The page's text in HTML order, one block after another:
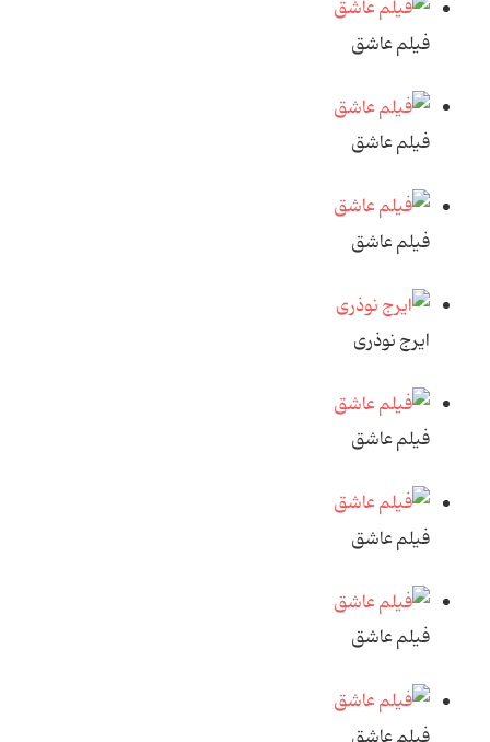
فیلم عاشق
فیلم عاشق
فیلم عاشق
ایرج نوذری
فیلم عاشق
فیلم عاشق
فیلم عاشق